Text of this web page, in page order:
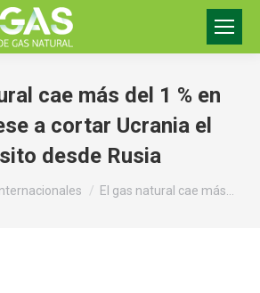
cae más del 1 % en
a cortar Ucrania el
desde Rusia
Internacionales El gas natural cae más…